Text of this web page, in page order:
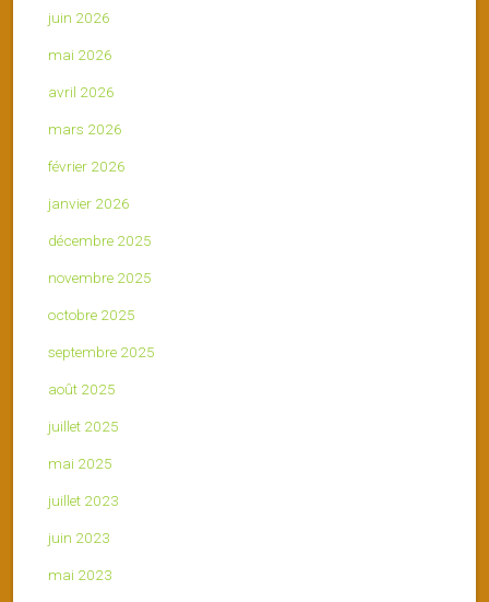
juin 2026
mai 2026
avril 2026
mars 2026
février 2026
janvier 2026
décembre 2025
novembre 2025
octobre 2025
septembre 2025
août 2025
juillet 2025
mai 2025
juillet 2023
juin 2023
mai 2023